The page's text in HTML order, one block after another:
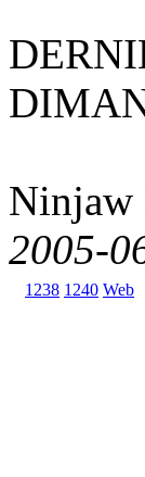
Ninjaw
2005-
1238 1240 Web